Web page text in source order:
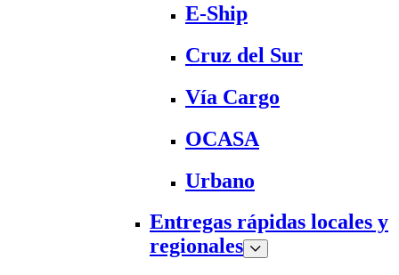
E-Ship
Cruz del Sur
Vía Cargo
OCASA
Urbano
Entregas rápidas locales y
regionales